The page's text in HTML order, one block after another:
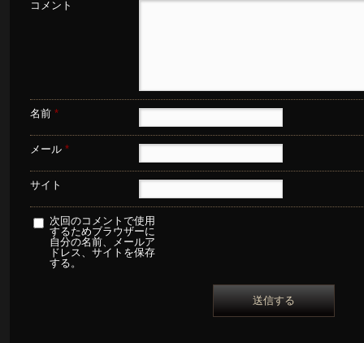
コメント
名前 *
メール *
サイト
次回のコメントで使用
するためブラウザーに
自分の名前、メールア
ドレス、サイトを保存
する。